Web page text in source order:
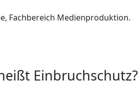
Fachbereich Medienproduktion.
Einbruchschutz?